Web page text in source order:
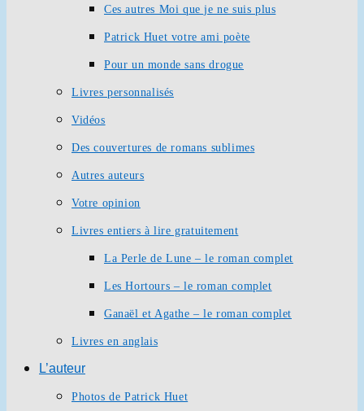
Ces autres Moi que je ne suis plus
Patrick Huet votre ami poète
Pour un monde sans drogue
Livres personnalisés
Vidéos
Des couvertures de romans sublimes
Autres auteurs
Votre opinion
Livres entiers à lire gratuitement
La Perle de Lune – le roman complet
Les Hortours – le roman complet
Ganaël et Agathe – le roman complet
Livres en anglais
L’auteur
Photos de Patrick Huet